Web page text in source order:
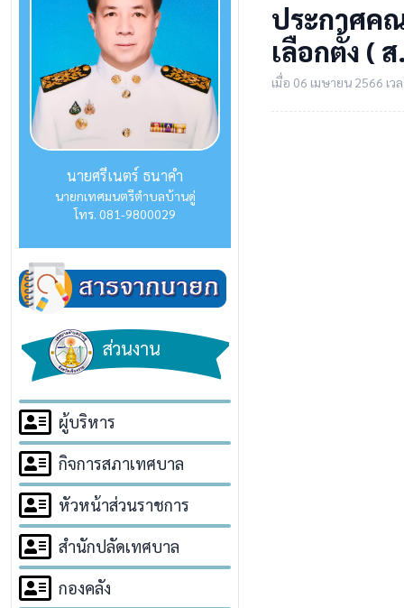
นายศรีเนตร์ ธนาคำ
นายกเทศมนตรีตำบลบ้านดู่
โทร. 081-9800029
ส่วนงาน
ผู้บริหาร
กิจการสภาเทศบาล
หัวหน้าส่วนราชการ
สำนักปลัดเทศบาล
กองคลัง
ประกาศค
เลือกตั้ง (
เมื่อ 06 เมษายน 2566 เ